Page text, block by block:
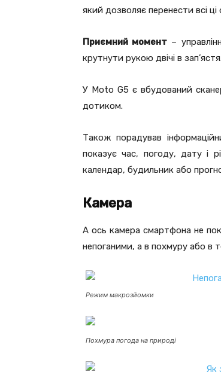
який дозволяє перенести всі ці
Приємний момент –
крутнути рукою двічі в
У Moto G5 є вбудований
дотиком.
Також порадував
показує час, погоду, дату і
календар, будильник або
Камера
А ось камера смартфона не
непоганими, а в похмуру або в
Режим макрозйомки
Похмура погода на природі